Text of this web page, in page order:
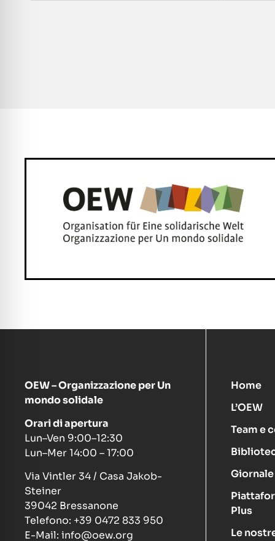
OEW – Organizzazione per Un
mondo solidale
Orari di apertura
Lun–Ven 9:00–12:30
Lun–Mer 14:00 – 17:00
Via Vintler 34 / Casa Jakob-
Steiner
39042 Bressanone
Telefono: +39 0472 833 950
E-Mail: info@oew.org
Home
L’OEW
Team e
Plus
Le